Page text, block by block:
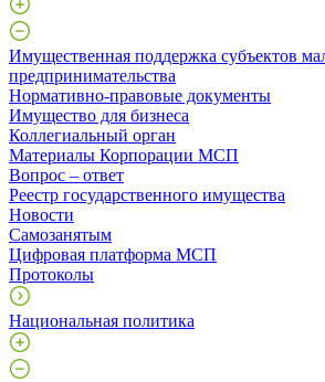
Имущественная поддержка субъектов
предпринимательства
Нормативно-правовые документы
Имущество для бизнеса
Коллегиальный орган
Материалы Корпорации МСП
Вопрос – ответ
Реестр государственного имущества
Новости
Самозанятым
Цифровая платформа МСП
Протоколы
Национальная политика